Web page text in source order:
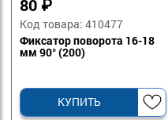
80 ₽
Код товара: 410477
Фиксатор поворота 16-18
мм 90° (200)
КУПИТЬ